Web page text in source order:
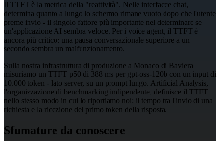
Il TTFT è la metrica della "reattività". Nelle interfacce chat,
determina quanto a lungo lo schermo rimane vuoto dopo che l'utente
preme invio - il singolo fattore più importante nel determinare se
un'applicazione AI sembra veloce. Per i voice agent, il TTFT è
ancora più critico: una pausa conversazionale superiore a un
secondo sembra un malfunzionamento.
Sulla nostra infrastruttura di produzione a Monaco di Baviera
misuriamo un TTFT p50 di 388 ms per gpt-oss-120b con un input di
10.000 token - lato server, su un prompt lungo. Artificial Analysis,
l'organizzazione di benchmarking indipendente, definisce il TTFT
nello stesso modo in cui lo riportiamo noi: il tempo tra l'invio di una
richiesta e la ricezione del primo token della risposta.
Sfumature da conoscere